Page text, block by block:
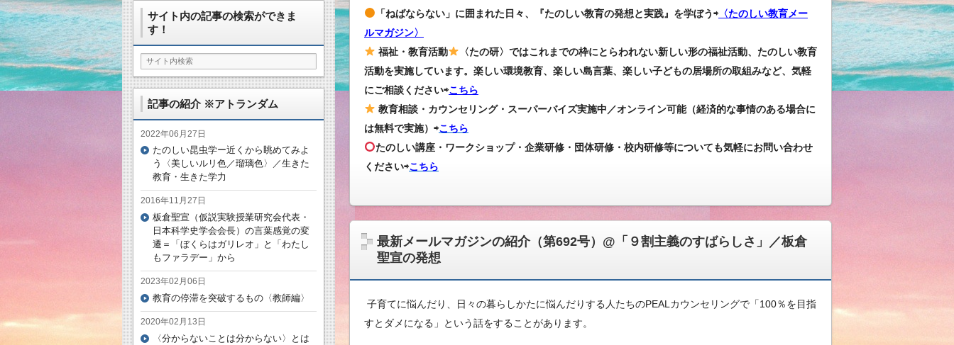
「ねばならない」に囲まれた日々、『たのしい教育の発想と実践』を学ぼう⇨〈たのしい教育メー
ルマガジン〉
福祉・教育活動
〈たの研〉ではこれまでの枠にとらわれない新しい形の福祉活動、たのしい教育
活動を実施しています。楽しい環境教育、楽しい島言葉、楽しい子どもの居場所の取組みなど、気軽
にご相談ください⇨こちら
教育相談・カウンセリング・スーパーバイズ実施中／オンライン可能（経済的な事情のある場合に
は無料で実施）⇨こちら
たのしい講座・ワークショップ・企業研修・団体研修・校内研修等についても気軽にお問い合わせ
ください⇨こちら
最新メールマガジンの紹介（第692号）@「９割主義のすばらしさ」／板倉
聖宣の発想
子育てに悩んだり、日々の暮らしかたに悩んだりする人たちのPEALカウンセリングで「100％を目指
すとダメになる」という話をすることがあります。
サイト内の記事の検索ができま
す！
記事の紹介 ※アトランダム
2022年06月27日
たのしい昆虫学ー近くから眺めてみよ
う〈美しいルリ色／瑠璃色〉／生きた
教育・生きた学力
2016年11月27日
板倉聖宣（仮説実験授業研究会代表・
日本科学史学会会長）の言葉感覚の変
遷＝「ぼくらはガリレオ」と「わたし
もファラデー」から
2023年02月06日
教育の停滞を突破するもの〈教師編〉
2020年02月13日
〈分からないことは分からない〉とは